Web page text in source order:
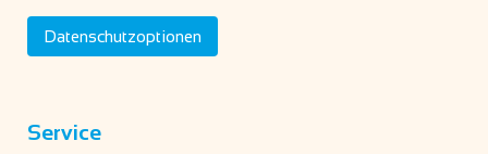
Datenschutzoptionen
Service